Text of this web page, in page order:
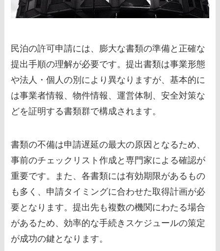
民泊の許可申請には、膨大な書類の準備と正確な
提出手順の理解が必要です。提出書類は事業形態
や法人・個人の別により異なりますが、基本的に
は事業者情報、物件情報、運営体制、安全対策な
どを証明する書類群で構成されます。
書類の不備は申請遅延の最大の原因となるため、
事前のチェックリスト作成と専門家による確認が
重要です。また、各書類には有効期限があるもの
も多く、申請タイミングに合わせた取得計画が必
要となります。提出先も複数の機関にわたる場合
があるため、効率的な手続きスケジュールの策定
が成功の鍵となります。